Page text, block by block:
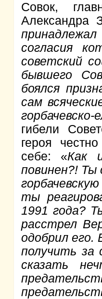
Совок,
Александра
согласия
советский
бывшего
боялся
сам
горбачевско-
гибели
героя
себе: «Как
повинен?! Ты
ты
1991 года?
расстрел
одобрил
получить за
сказать